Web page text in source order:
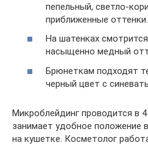
пепельный, светло-
приближенные оттенки.
На шатенках
насыщенно медный
Брюнеткам подходят
черный цвет с
Микроблейдинг проводится в
занимает удобное положение
на кушетке. Косметолог